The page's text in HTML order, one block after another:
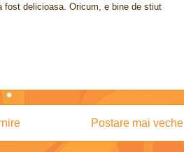
delicioasa. Oricum, e bine de stiut
Postare mai veche